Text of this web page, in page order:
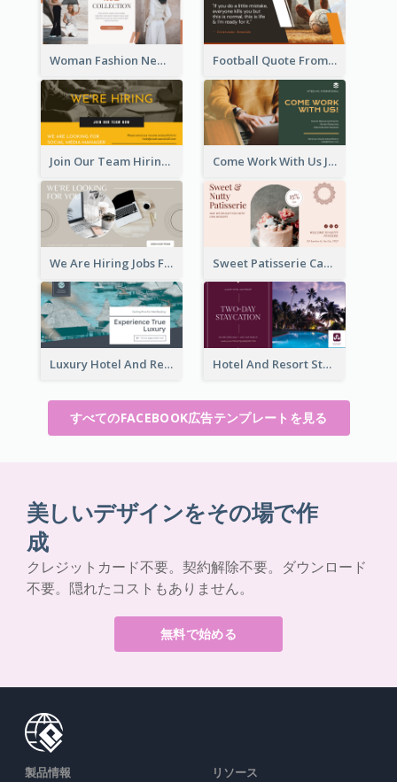
Woman Fashion New Collection Facebook Ad Football Quote From Football Legends Facebook Ad
Join Our Team Hiring Job Facebook Ad Come Work With Us Job Hiring Facebook Ad
We Are Hiring Jobs Facebook Ad Sweet Patisserie Cake Promotion Facebook Ad
Luxury Hotel And Resort Booking Facebook Ad Hotel And Resort Staycation Promotion Facebook Ad
すべてのFACEBOOK広告テンプレートを見る
美しいデザインをその場で作
成
クレジットカード不要。契約解除不要。ダウンロード
不要。隠れたコストもありません。
無料で始める
製品情報 リソース